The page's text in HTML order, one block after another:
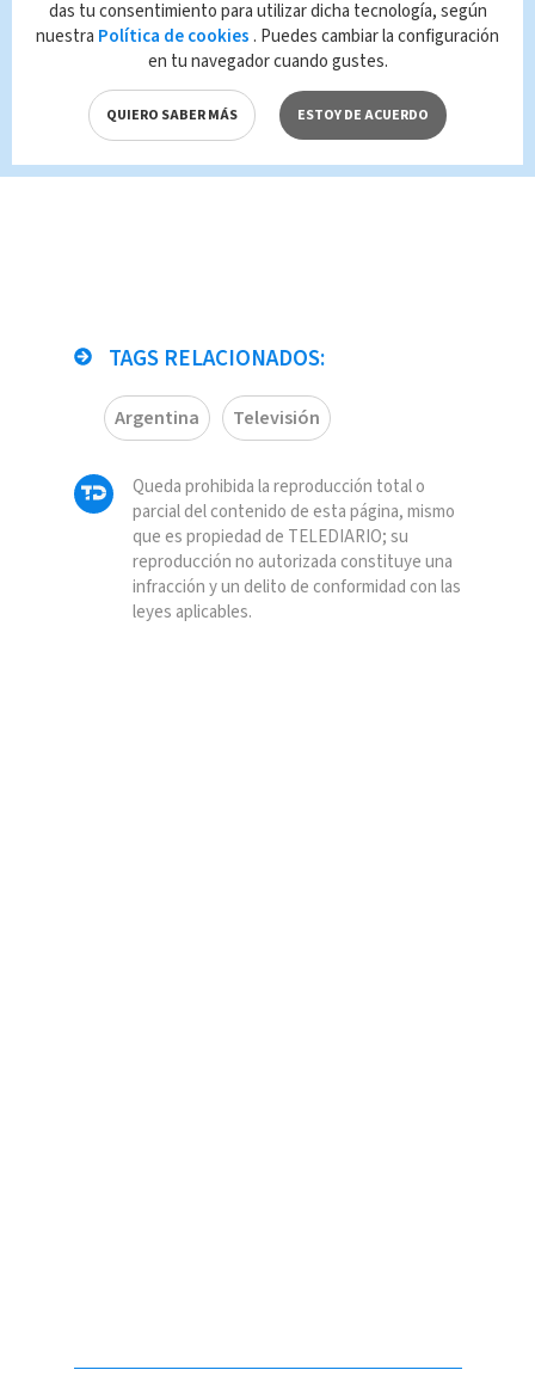
Capitolio, según comité del
Congreso
Enfermera "curvilínea" es
discriminada en su trabajo por
usar ajustado uniforme
TAGS RELACIONADOS:
Argentina Televisión
Queda prohibida la reproducción total o
parcial del contenido de esta página, mismo
que es propiedad de TELEDIARIO; su
reproducción no autorizada constituye una
infracción y un delito de conformidad con las
leyes aplicables.
das tu consentimiento para utilizar dicha tecnología, según
nuestra Política de cookies . Puedes cambiar la configuración
en tu navegador cuando gustes.
QUIERO SABER MÁS ESTOY DE ACUERDO